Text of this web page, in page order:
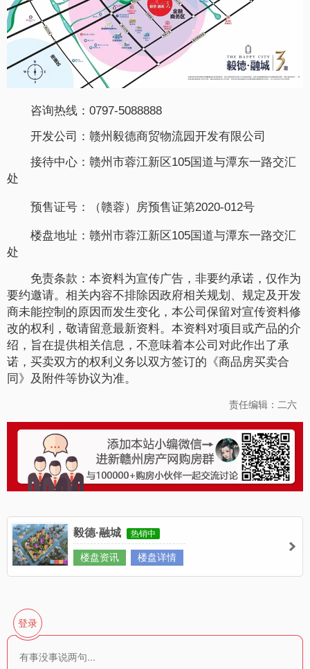
咨询热线：0797-5088888
开发公司：赣州毅德商贸物流园开发有限公司
接待中心：赣州市蓉江新区105国道与潭东一路交汇
处
预售证号：（赣蓉）房预售证第2020-012号
楼盘地址：赣州市蓉江新区105国道与潭东一路交汇
处
免责条款：本资料为宣传广告，非要约承诺，仅作为
要约邀请。相关内容不排除因政府相关规划、规定及开发
商未能控制的原因而发生变化，本公司保留对宣传资料修
改的权利，敬请留意最新资料。本资料对项目或产品的介
绍，旨在提供相关信息，不意味着本公司对此作出了承
诺，买卖双方的权利义务以双方签订的《商品房买卖合
同》及附件等协议为准。
责任编辑：二六